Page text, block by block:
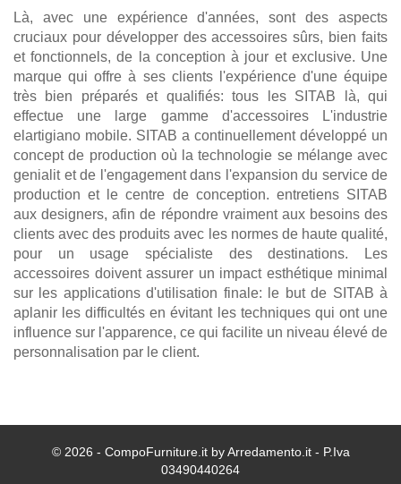
Là, avec une expérience d'années, sont des aspects
cruciaux pour développer des accessoires sûrs, bien faits
et fonctionnels, de la conception à jour et exclusive. Une
marque qui offre à ses clients l'expérience d'une équipe
très bien préparés et qualifiés: tous les SITAB là, qui
effectue une large gamme d'accessoires L'industrie
elartigiano mobile. SITAB a continuellement développé un
concept de production où la technologie se mélange avec
genialit et de l'engagement dans l'expansion du service de
production et le centre de conception. entretiens SITAB
aux designers, afin de répondre vraiment aux besoins des
clients avec des produits avec les normes de haute qualité,
pour un usage spécialiste des destinations. Les
accessoires doivent assurer un impact esthétique minimal
sur les applications d'utilisation finale: le but de SITAB à
aplanir les difficultés en évitant les techniques qui ont une
influence sur l'apparence, ce qui facilite un niveau élevé de
personnalisation par le client.
© 2026 - CompoFurniture.it by Arredamento.it - P.Iva
03490440264